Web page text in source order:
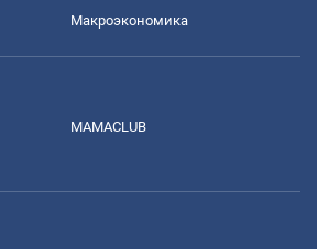
Mакроэкономика
MAMACLUB